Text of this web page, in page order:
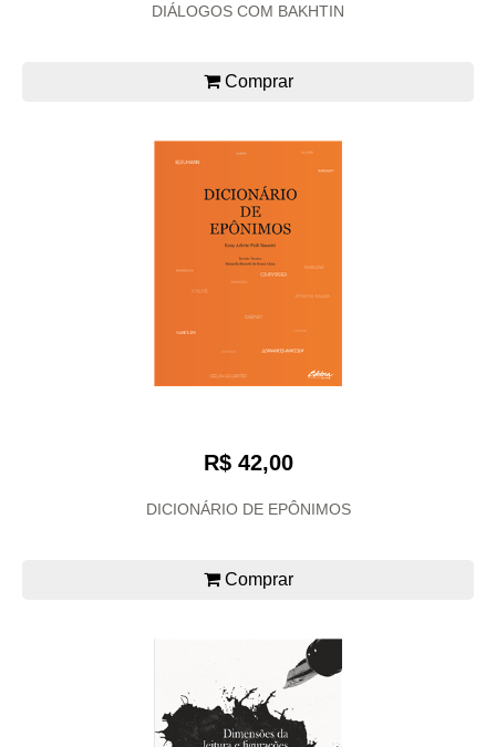
DIÁLOGOS COM BAKHTIN
Comprar
R$ 42,00
DICIONÁRIO DE EPÔNIMOS
Comprar